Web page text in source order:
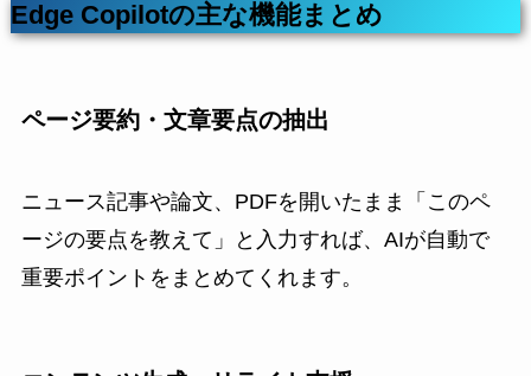
Edge Copilotの主な機能まとめ
ページ要約・文章要点の抽出
ニュース記事や論文、PDFを開いたまま「このペ
ージの要点を教えて」と入力すれば、AIが自動で
重要ポイントをまとめてくれます。